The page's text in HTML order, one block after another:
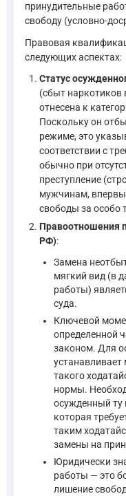
принудительные
свободу (условно-
Правовая
следующих аспектах:
Статус
(сбыт наркотиков
отнесена к
Поскольку он
режиме, это
соответствии с
обычно при
преступление
мужчинам,
свободы за особо
Правоотношения
РФ):
Замена
мягкий вид (в
работы)
суда.
Ключевой
определенной
законом. Для
такого
нормы.
осужденный ту
которая
таким
замены на
Юридически
работы — это
лишение